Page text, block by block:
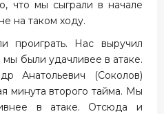
что мы сыграли в начале
на таком ходу.
проиграть. Нас выручил
были удачливее в атаке.
Анатольевич (Соколов)
минута второго тайма. Мы
в атаке. Отсюда и